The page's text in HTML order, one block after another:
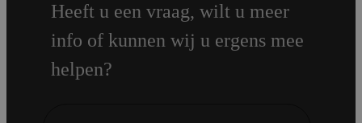
Heeft u een vraag, wilt u meer
info of kunnen wij u ergens mee
helpen?